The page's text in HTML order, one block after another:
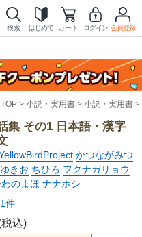
検索 はじめて カート ログイン 会員登録
小説・実用書 小説・実用書
集 その1 日本語・漢字
かつながみつ
ゆきお ちひろ フクナガリョウ
のまほ ナナホシ
1件
込)